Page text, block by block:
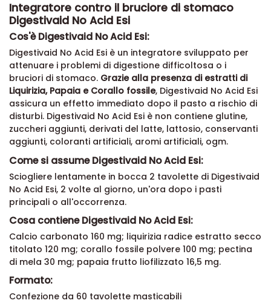
Integratore contro il bruciore di stomaco
Digestivaid No Acid Esi
Cos'è Digestivaid No Acid Esi:
Digestivaid No Acid Esi è un integratore sviluppato per
attenuare i problemi di digestione difficoltosa o i
bruciori di stomaco. Grazie alla presenza di estratti di
Liquirizia, Papaia e Corallo fossile, Digestivaid No Acid Esi
assicura un effetto immediato dopo il pasto a rischio di
disturbi. Digestivaid No Acid Esi è non contiene glutine,
zuccheri aggiunti, derivati del latte, lattosio, conservanti
aggiunti, coloranti artificiali, aromi artificiali, ogm.
Come si assume Digestivaid No Acid Esi:
Sciogliere lentamente in bocca 2 tavolette di Digestivaid
No Acid Esi, 2 volte al giorno, un'ora dopo i pasti
principali o all'occorrenza.
Cosa contiene Digestivaid No Acid Esi:
Calcio carbonato 160 mg; liquirizia radice estratto secco
titolato 120 mg; corallo fossile polvere 100 mg; pectina
di mela 30 mg; papaia frutto liofilizzato 16,5 mg.
Formato:
Confezione da 60 tavolette masticabili